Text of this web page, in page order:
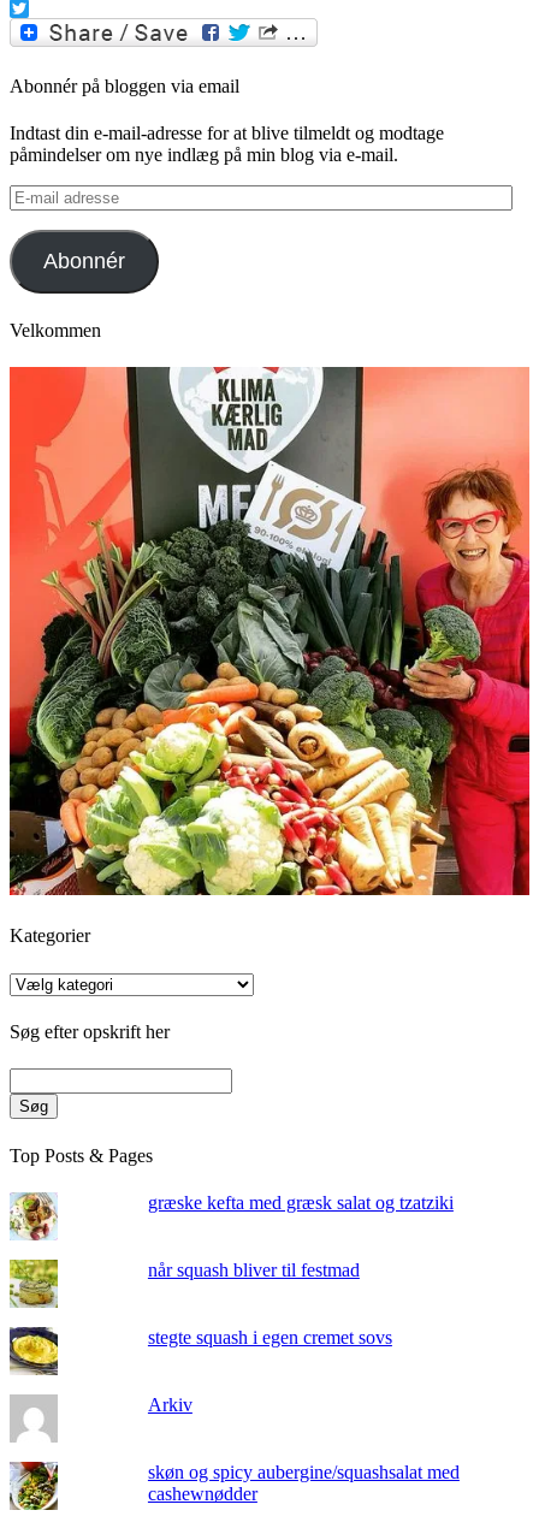
Facebook
Twitter
Abonnér på bloggen via email
Indtast din e-mail-adresse for at blive tilmeldt og modtage
påmindelser om nye indlæg på min blog via e-mail.
E-
mail
adresse
Abonnér
Velkommen
Kategorier
Kategorier
Søg efter opskrift her
Søg
Top Posts & Pages
græske kefta med græsk salat og tzatziki
når squash bliver til festmad
stegte squash i egen cremet sovs
Arkiv
skøn og spicy aubergine/squashsalat med
cashewnødder